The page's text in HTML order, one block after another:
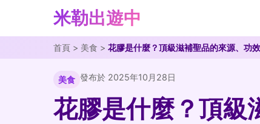
米勒出遊中
首頁 > 美食 > 花膠是什麼？頂級滋補聖品的來源、功
美食 發布於 2025年10月28日
花膠是什麼？頂級